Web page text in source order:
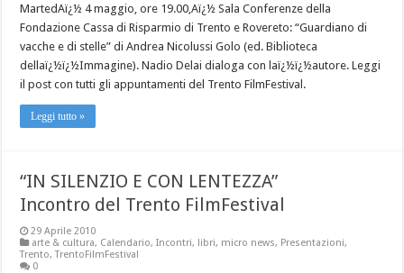
MartedAï¿½ 4 maggio, ore 19.00,Aï¿½ Sala Conferenze della
Fondazione Cassa di Risparmio di Trento e Rovereto: “Guardiano di
vacche e di stelle” di Andrea Nicolussi Golo (ed. Biblioteca
dellaï¿½ï¿½Immagine). Nadio Delai dialoga con laï¿½ï¿½autore. Leggi
il post con tutti gli appuntamenti del Trento FilmFestival.
Leggi tutto »
“IN SILENZIO E CON LENTEZZA”
Incontro del Trento FilmFestival
29 Aprile 2010
arte & cultura, Calendario,Incontri, libri, micro news, Presentazioni,
Trento,TrentoFilmFestival
0